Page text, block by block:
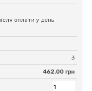
оплати у день
3
462.00 грн